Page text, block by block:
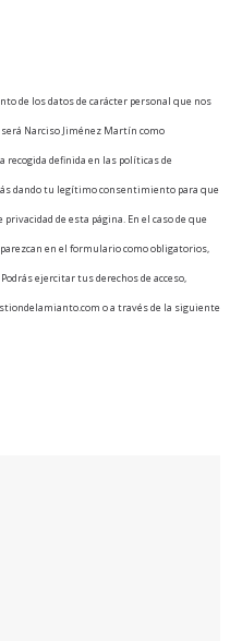
de los datos de carácter personal que nos
Narciso Jiménez Martín como
recogida definida en las políticas de
dando tu legítimo consentimiento para que
de esta página. En el caso de que
en el formulario como obligatorios,
ejercitar tus derechos de acceso,
o a través de la siguiente